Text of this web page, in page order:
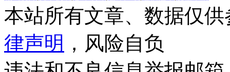
本站所有文章、数据仅
律声明 ，风险自负